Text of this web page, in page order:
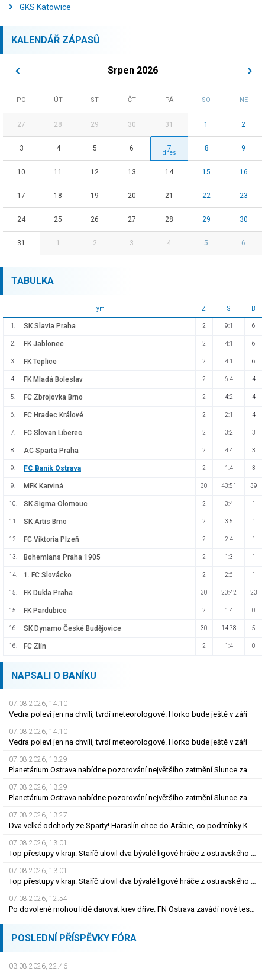
GKS Katowice
KALENDÁŘ ZÁPASŮ
Srpen 2026
PO ÚT ST ČT PÁ SO NE
27 28 29 30 31 1 2
3 4 5 6 7 8 9
10 11 12 13 14 15 16
17 18 19 20 21 22 23
24 25 26 27 28 29 30
31 1 2 3 4 5 6
TABULKA
Tým Z S B
1. SK Slavia Praha 2 9:1 6
2. FK Jablonec 2 4:1 6
3. FK Teplice 2 4:1 6
4. FK Mladá Boleslav 2 6:4 4
5. FC Zbrojovka Brno 2 4:2 4
6. FC Hradec Králové 2 2:1 4
7. FC Slovan Liberec 2 3:2 3
8. AC Sparta Praha 2 4:4 3
9. FC Baník Ostrava 2 1:4 3
9. MFK Karviná 30 43:51 39
10. SK Sigma Olomouc 2 3:4 1
11. SK Artis Brno 2 3:5 1
12. FC Viktoria Plzeň 2 2:4 1
13. Bohemians Praha 1905 2 1:3 1
14. 1. FC Slovácko 2 2:6 1
15. FK Dukla Praha 30 20:42 23
15. FK Pardubice 2 1:4 0
16. SK Dynamo České Budějovice 30 14:78 5
16. FC Zlín 2 1:4 0
NAPSALI O BANÍKU
07.08.2026, 14.10
Vedra poleví jen na chvíli, tvrdí meteorologové. Horko bude ještě v září
07.08.2026, 14.10
Vedra poleví jen na chvíli, tvrdí meteorologové. Horko bude ještě v září
07.08.2026, 13.29
Planetárium Ostrava nabídne pozorování největšího zatmění Slunce za mnoho let
07.08.2026, 13.29
Planetárium Ostrava nabídne pozorování největšího zatmění Slunce za mnoho let
07.08.2026, 13.27
Dva velké odchody ze Sparty! Haraslín chce do Arábie, co podmínky Kuchtova transferu?
07.08.2026, 13.01
Top přestupy v kraji: Staříč ulovil dva bývalé ligové hráče z ostravského Baníku
07.08.2026, 13.01
Top přestupy v kraji: Staříč ulovil dva bývalé ligové hráče z ostravského Baníku
07.08.2026, 12.54
Po dovolené mohou lidé darovat krev dříve. FN Ostrava zavádí nové testování
POSLEDNÍ PŘÍSPĚVKY FÓRA
03.08.2026, 22.46